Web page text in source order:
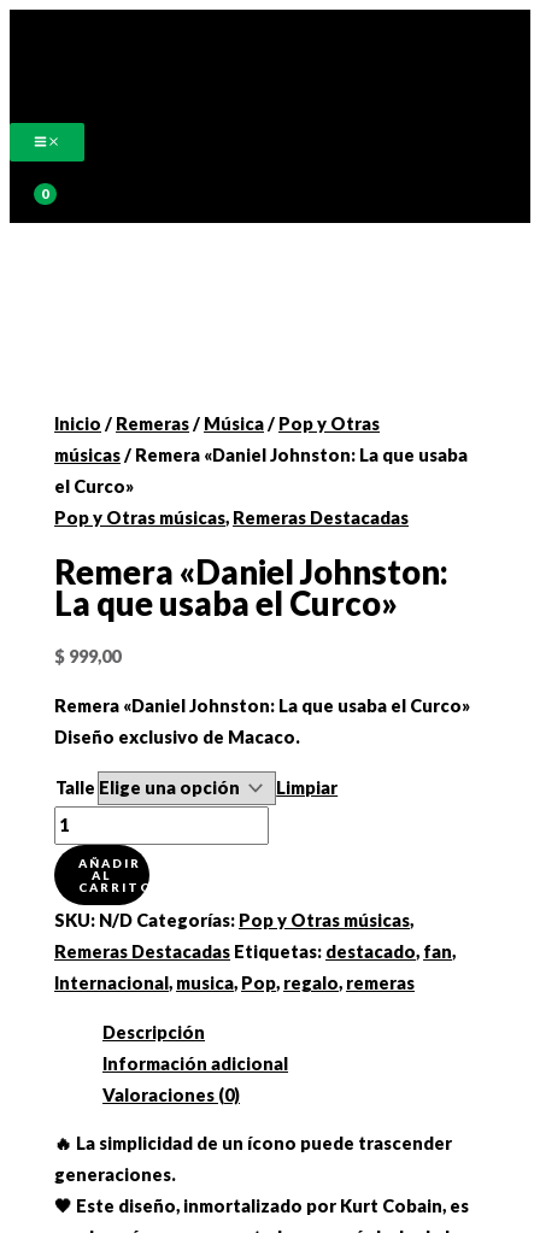
Inicio / Remeras/ Música/ Pop y Otras
músicas/ Remera «Daniel Johnston: La que usaba
el Curco»
Pop y Otras músicas, Remeras Destacadas
Remera «Daniel Johnston:
La que usaba el Curco»
$ 999,00
Remera «Daniel Johnston: La que usaba el Curco»
Diseño exclusivo de Macaco.
Talle
Limpiar
Remera
"Daniel
Johnston:
La
que
usaba
Curco"
cantidad
AÑADIR
AL
CARRITO
SKU: N/D Categorías: Pop y Otras músicas,
Remeras Destacadas Etiquetas: destacado, fan,
Internacional, musica, Pop, regalo, remeras
Descripción
Información adicional
Valoraciones (0)
🔥 La simplicidad de un ícono puede trascender
generaciones.
🖤 Este diseño, inmortalizado por Kurt Cobain, es